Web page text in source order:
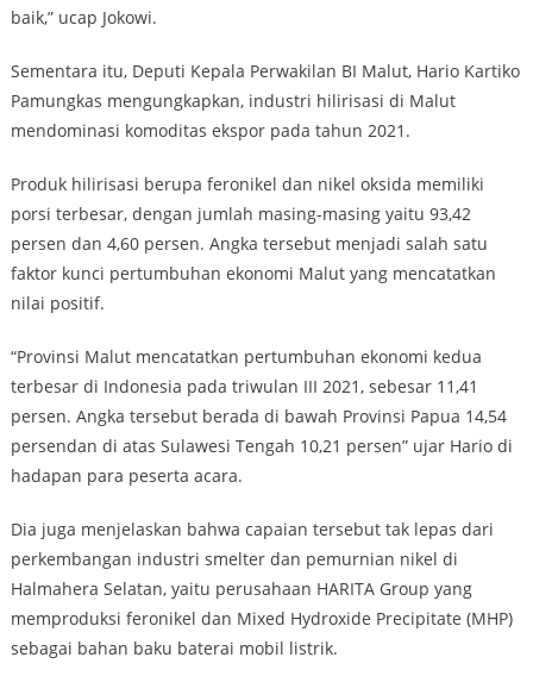
baik,” ucap Jokowi.
Sementara itu, Deputi Kepala Perwakilan BI Malut, Hario Kartiko
Pamungkas mengungkapkan, industri hilirisasi di Malut
mendominasi komoditas ekspor pada tahun 2021.
Produk hilirisasi berupa feronikel dan nikel oksida memiliki
porsi terbesar, dengan jumlah masing-masing yaitu 93,42
persen dan 4,60 persen. Angka tersebut menjadi salah satu
faktor kunci pertumbuhan ekonomi Malut yang mencatatkan
nilai positif.
“Provinsi Malut mencatatkan pertumbuhan ekonomi kedua
terbesar di Indonesia pada triwulan III 2021, sebesar 11,41
persen. Angka tersebut berada di bawah Provinsi Papua 14,54
persendan di atas Sulawesi Tengah 10,21 persen” ujar Hario di
hadapan para peserta acara.
Dia juga menjelaskan bahwa capaian tersebut tak lepas dari
perkembangan industri smelter dan pemurnian nikel di
Halmahera Selatan, yaitu perusahaan HARITA Group yang
memproduksi feronikel dan Mixed Hydroxide Precipitate (MHP)
sebagai bahan baku baterai mobil listrik.